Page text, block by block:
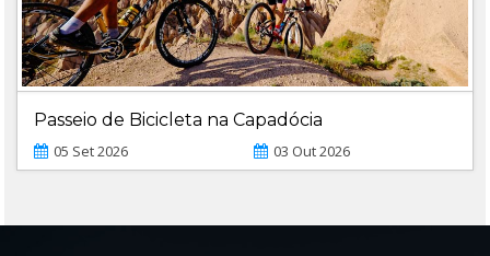
Passeio de Bicicleta na Capadócia
05 Set 2026 03 Out 2026